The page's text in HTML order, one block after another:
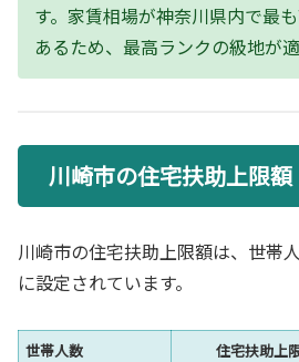
す。家賃相場が神奈川県内で最
あるため、最高ランクの級地が
川崎市の住宅扶助上限額
川崎市の住宅扶助上限額は、世帯
に設定されています。
世帯人数 住宅扶助上